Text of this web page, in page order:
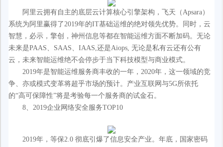
阿里云拥有自主的底层云计算核心引擎架构，飞天（Apsara）
系统为阿里赢得了2019年的IT基础运维的绝对领先优势。同时，云
智慧，必示，擎创，神州信息等都在智能运维方面不断加码。无论
未来是PAAS、SAAS、IAAS,还是Aiops, 无论是私有云还有公有
云，未来智能运维绝不会停步于当下科技模型与商业模式。
2019年是智能运维服务商丰收的一年，2020年，这一领域的竞
争、亦或模式变革将超乎市场的预计。产业互联网与5G所依托
的“高可保障性”将是考验每一个服务商的试金石。
8、2019企业网络安全服务TOP10
2019年，等保2.0 彻底引爆了信息安全产业。年底，国家密码